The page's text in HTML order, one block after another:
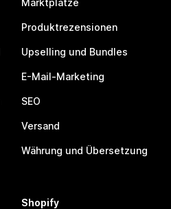
Marktplätze
Produktrezensionen
Upselling und Bundles
E-Mail-Marketing
SEO
Versand
Währung und Übersetzung
Shopify